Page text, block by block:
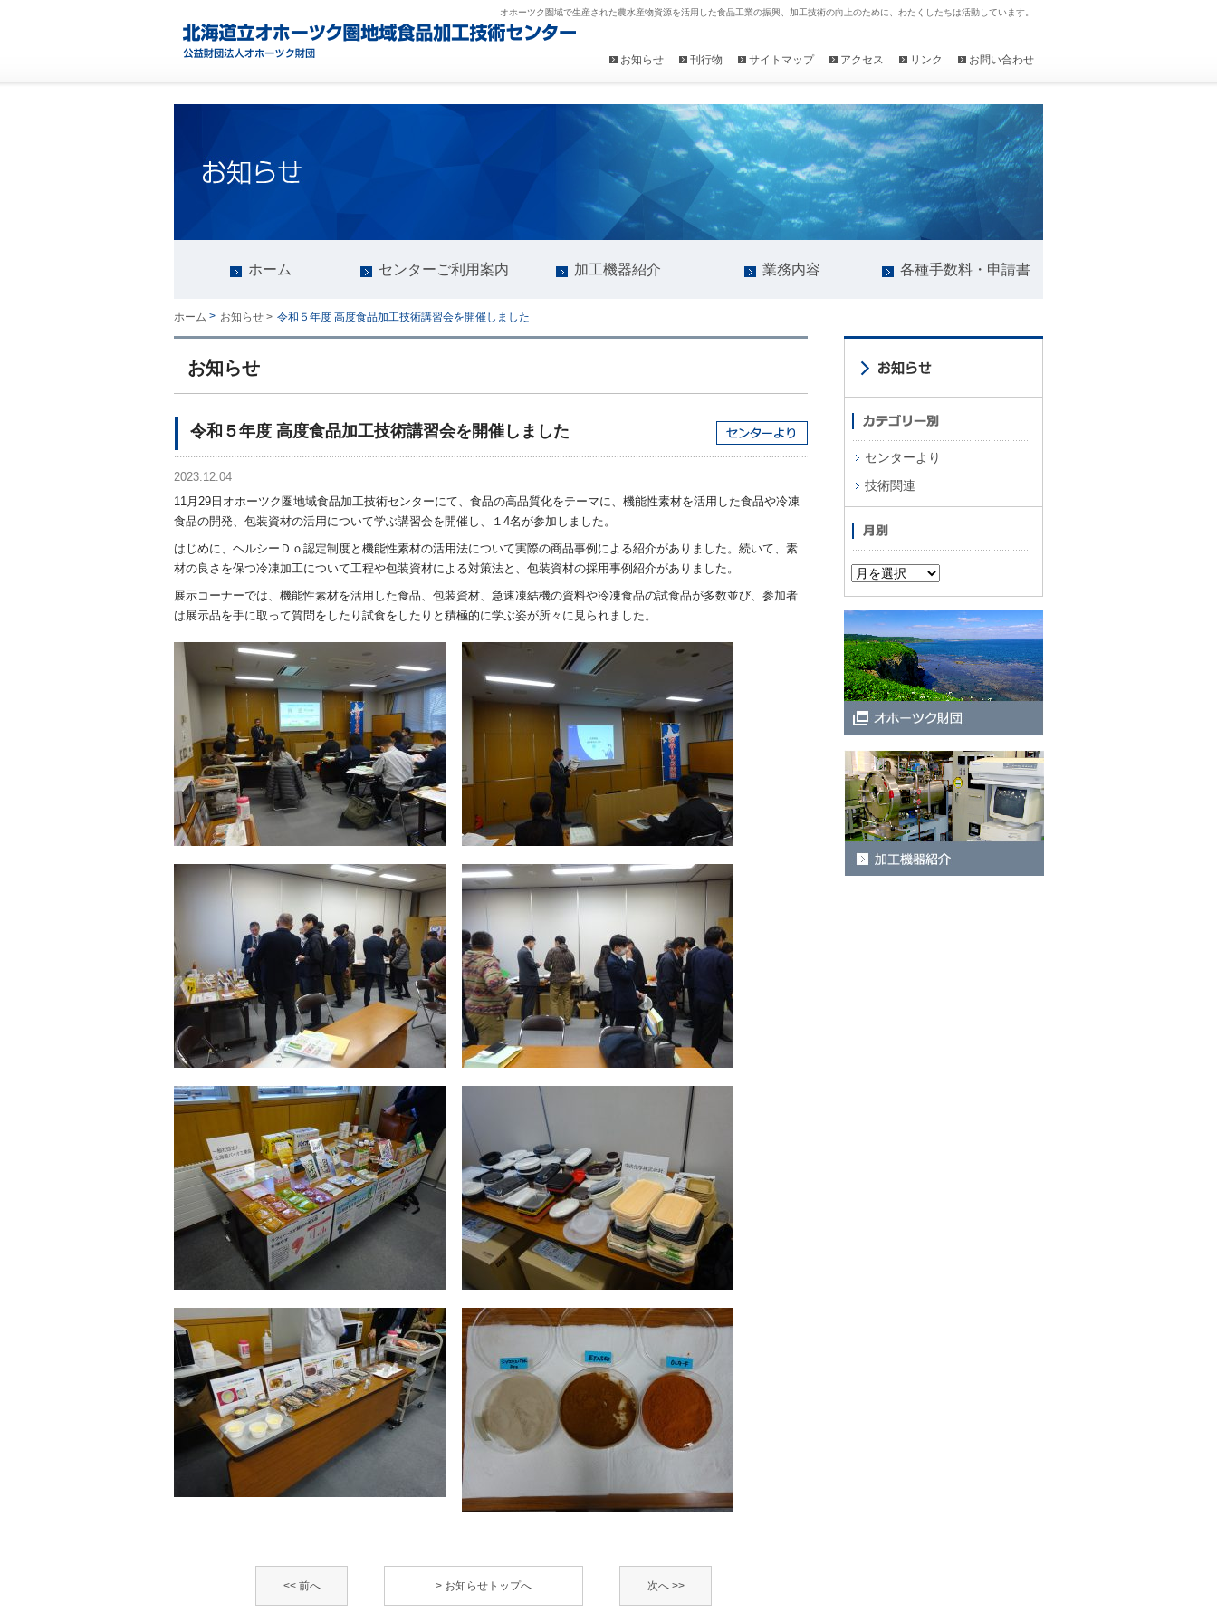
オホーツク圏域で生産された農水産物資源を活用した食品工業の振興、加工技術の向上のために、わたくしたちは活動しています。
お知らせ 刊行物 サイトマップ アクセス リンク お問い合わせ
ホーム センターご利用案内 加工機器紹介 業務内容 各種手数料・申請書
ホーム > お知らせ > 令和５年度 高度食品加工技術講習会を開催しました
お知らせ
令和５年度 高度食品加工技術講習会を開催しました
2023.12.04
11月29日オホーツク圏地域食品加工技術センターにて、食品の高品質化をテーマに、機能性素材を活用した食品や冷凍
食品の開発、包装資材の活用について学ぶ講習会を開催し、１4名が参加しました。
はじめに、ヘルシーＤｏ認定制度と機能性素材の活用法について実際の商品事例による紹介がありました。続いて、素
材の良さを保つ冷凍加工について工程や包装資材による対策法と、包装資材の採用事例紹介がありました。
展示コーナーでは、機能性素材を活用した食品、包装資材、急速凍結機の資料や冷凍食品の試食品が多数並び、参加者
は展示品を手に取って質問をしたり試食をしたりと積極的に学ぶ姿が所々に見られました。
<< 前へ > お知らせトップへ 次へ >>
センターより
技術関連